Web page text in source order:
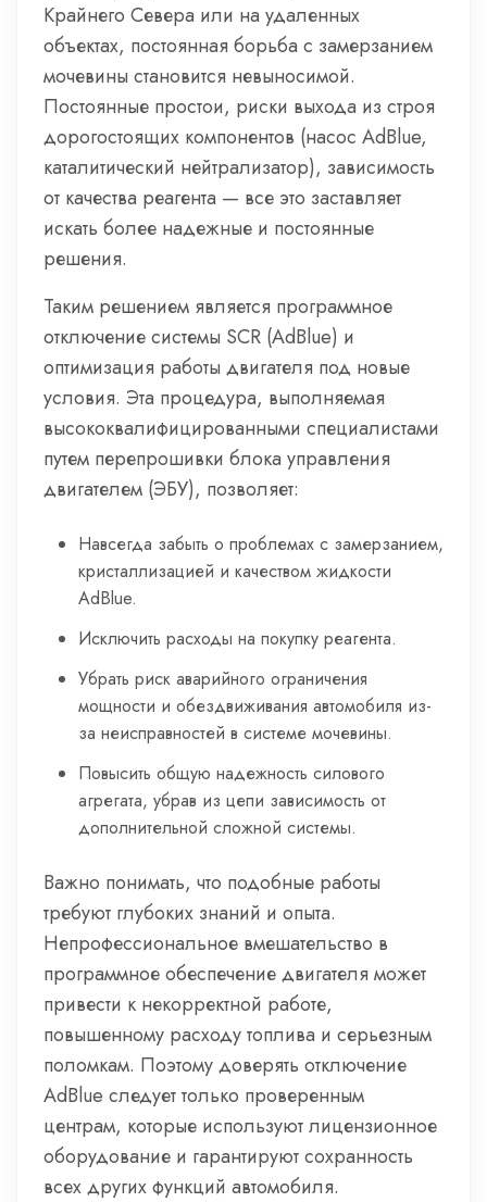
Крайнего Севера или на удаленных
объектах, постоянная борьба с замерзанием
мочевины становится невыносимой.
Постоянные простои, риски выхода из строя
дорогостоящих компонентов (насос AdBlue,
каталитический нейтрализатор), зависимость
от качества реагента — все это заставляет
искать более надежные и постоянные
решения.
Таким решением является программное
отключение системы SCR (AdBlue) и
оптимизация работы двигателя под новые
условия. Эта процедура, выполняемая
высококвалифицированными специалистами
путем перепрошивки блока управления
двигателем (ЭБУ), позволяет:
Навсегда забыть о проблемах с замерзанием,
кристаллизацией и качеством жидкости
AdBlue.
Исключить расходы на покупку реагента.
Убрать риск аварийного ограничения
мощности и обездвиживания автомобиля из-
за неисправностей в системе мочевины.
Повысить общую надежность силового
агрегата, убрав из цепи зависимость от
дополнительной сложной системы.
Важно понимать, что подобные работы
требуют глубоких знаний и опыта.
Непрофессиональное вмешательство в
программное обеспечение двигателя может
привести к некорректной работе,
повышенному расходу топлива и серьезным
поломкам. Поэтому доверять отключение
AdBlue следует только проверенным
центрам, которые используют лицензионное
оборудование и гарантируют сохранность
всех других функций автомобиля.